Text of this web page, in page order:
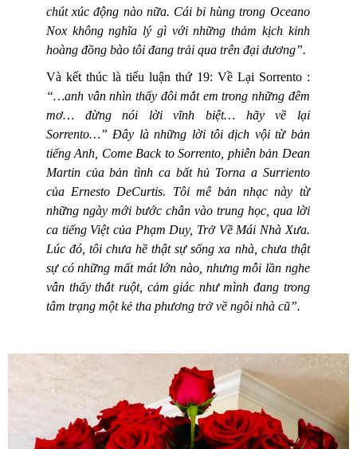
chút xúc động nào nữa. Cái bi hùng trong Oceano
Nox không nghĩa lý gì với những thảm kịch kinh
hoàng đồng bào tôi đang trải qua trên đại dương”.
Và kết thúc là tiểu luận thứ 19: Về Lại Sorrento :
“…anh vẫn nhìn thấy đôi mắt em trong những đêm
mơ… đừng nói lời vĩnh biệt… hãy về lại
Sorrento…” Đây là những lời tôi dịch vội từ bản
tiếng Anh, Come Back to Sorrento, phiên bản Dean
Martin của bản tình ca bất hủ Torna a Surriento
của Ernesto DeCurtis. Tôi mê bản nhạc này từ
những ngày mới bước chân vào trung học, qua lời
ca tiếng Việt của Phạm Duy, Trở Về Mái Nhà Xưa.
Lúc đó, tôi chưa hề thật sự sống xa nhà, chưa thật
sự có những mất mát lớn nào, nhưng mỗi lần nghe
vẫn thấy thắt ruột, cảm giác như mình đang trong
tâm trạng một kẻ tha phương trở về ngôi nhà cũ”.